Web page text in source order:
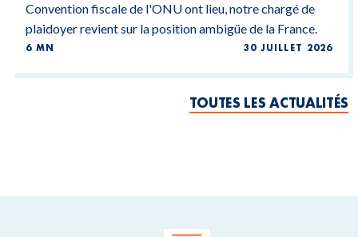
Convention fiscale de l'ONU ont lieu, notre chargé de
plaidoyer revient sur la position ambigüe de la France.
6 MN 30 JUILLET 2026
TOUTES LES ACTUALITÉS